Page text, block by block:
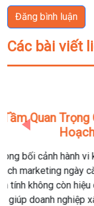
Đăng bình luận
Các bài viết
Tổng Hợp Các
Khi Data Science
hệ thống, ranh giới
Engineer ngày
ngữ phổ biến nhất
Previous